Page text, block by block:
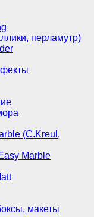
перламутр)
(C.Kreul,
Marble
макеты